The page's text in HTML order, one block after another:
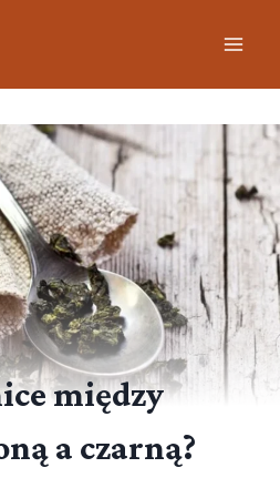
między
a czarną?